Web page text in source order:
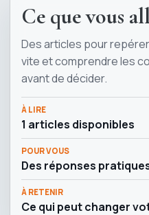
Ce que vous
Des articles pour
vite et comprendre les
avant de décider.
À LIRE
1 articles disponibles
POUR VOUS
Des réponses
À RETENIR
Ce qui peut changer